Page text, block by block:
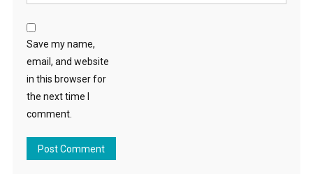
Save my name,
email, and website
in this browser for
the next time I
comment.